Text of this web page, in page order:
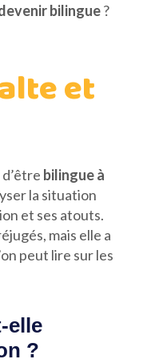
bilingue?
et
bilingue à
la situation
et ses atouts.
mais elle a
peut lire sur les
elle
?